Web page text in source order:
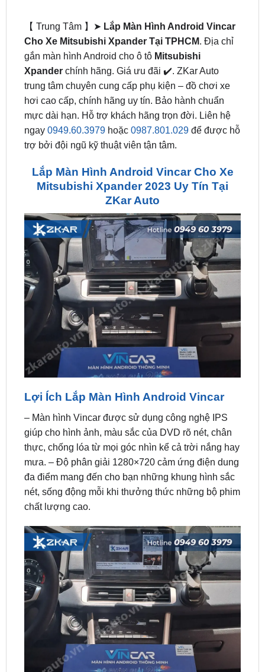
gắn màn hình Android cho ô tôMitsubishi
Xpander chính hãng. Giá ưu đãi ✔️. ZKar Auto
trung tâm chuyên cung cấp phụ kiện – đồ chơi xe
hơi cao cấp, chính hãng uy tín. Bảo hành chuẩn
mực dài hạn. Hỗ trợ khách hãng trọn đời. Liên hệ
ngay0949.60.3979hoặc0987.801.029để được hỗ
trợ bởi đội ngũ kỹ thuật viên tận tâm.
Lắp Màn Hình Android Vincar Cho Xe
ZKar Auto
Lợi Ích Lắp Màn Hình Android Vincar
giúp cho hình ảnh, màu sắc của DVD rõ nét, chân
thực, chống lóa từ mọi góc nhìn kể cả trời nắng hay
mưa. – Độ phân giải 1280×720 cảm ứng điện dung
đa điểm mang đến cho bạn những khung hình sắc
nét, sống động mỗi khi thưởng thức những bộ phim
chất lượng cao.